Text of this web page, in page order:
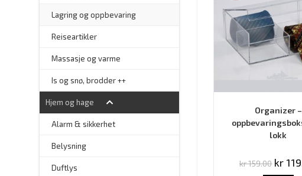
Organizer –
lokk
kr159.00 kr
Lagring og oppbevaring
Reiseartikler
Massasje og varme
Is og snø, brodder ++
Hjem og hage
Alarm & sikkerhet
Belysning
Duftlys